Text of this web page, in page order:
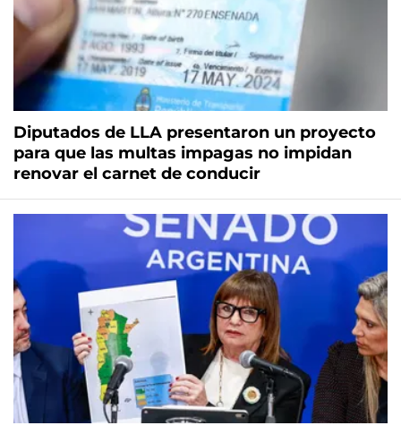
Diputados de LLA presentaron un proyecto
para que las multas impagas no impidan
renovar el carnet de conducir